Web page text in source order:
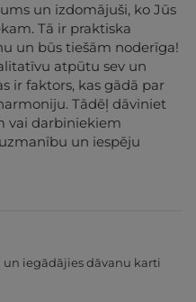
un izdomājuši, ko Jūs
Tā ir praktiska
un būs tiešām noderīga!
atpūtu sev un
ir faktors, kas gādā par
Tādēļ dāviniet
vai darbiniekiem
un iespēju
un iegādājies dāvanu karti